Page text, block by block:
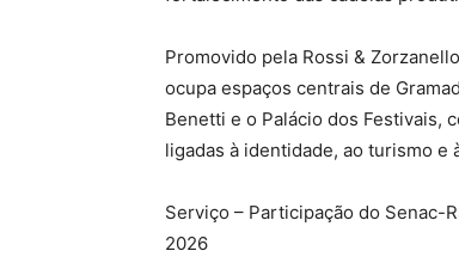
Promovido pela Rossi &
ocupa espaços centrais de
Benetti e o Palácio dos Festivais,
ligadas à identidade, ao turismo e
Serviço – Participação do Senac-
2026